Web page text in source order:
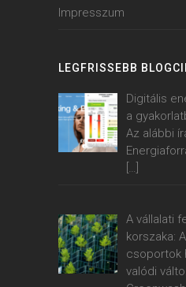
Impresszum
LEGFRISSEBB
Digitális
a
Az alábbi
A vállalati
korszaka:
csoportok
valódi